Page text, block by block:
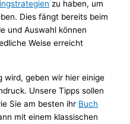
zu haben, um
Dies fängt bereits beim
und Auswahl können
Weise erreicht
wird, geben wir hier einige
Unsere Tipps sollen
Sie am besten ihr Buch
mit einem klassischen